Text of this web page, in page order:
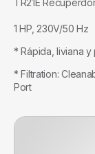
TR21E
1 HP, 230V/50 Hz
* Rápida, liviana
* Filtration:
Port